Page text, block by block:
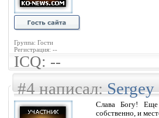
Группа: Гости
Регистрация: --
ICQ: --
#4 написал:Sergey
Слава Богу! Еще
собственно, и